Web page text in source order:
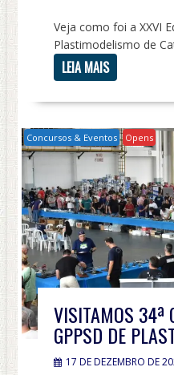
Veja como foi a XXVI
Plastimodelismo de
LEIA MAIS
Concursos & Eventos Opens
VISITAMOS 34ª
GPPSD DE
17 DE DEZEMBRO DE